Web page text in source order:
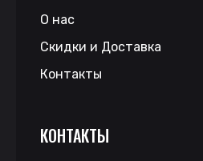
О нас
Скидки и Доставка
Контакты
КОНТАКТЫ